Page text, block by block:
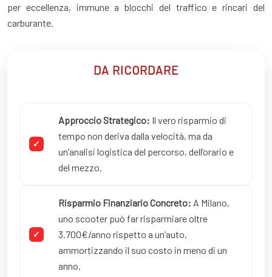
per eccellenza, immune a blocchi del traffico e rincari del
carburante.
DA RICORDARE
Approccio Strategico: Il vero risparmio di
tempo non deriva dalla velocità, ma da
un’analisi logistica del percorso, dell’orario e
del mezzo.
Risparmio Finanziario Concreto: A Milano,
uno scooter può far risparmiare oltre
3.700€/anno rispetto a un’auto,
ammortizzando il suo costo in meno di un
anno.